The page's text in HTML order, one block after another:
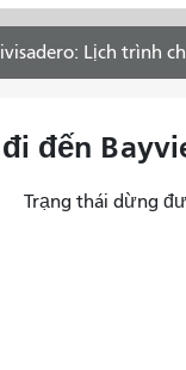
Lịch trình
đến
Trạng thái dừng